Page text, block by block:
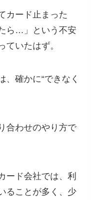
カード止まった
ら…」という不安
ていたはず。
、確かに“できなく
合わせのやり方で
ード会社では、利
ることが多く、少